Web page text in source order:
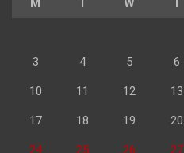
M T W T
3 4 5 6
10 11 12 13
17 18 19 20